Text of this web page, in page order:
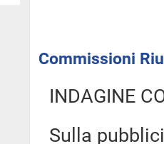
Commissioni
INDAGINE
Sulla